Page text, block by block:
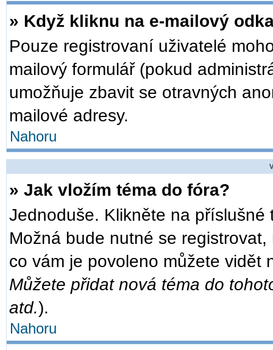
» Když kliknu na e-mailový
Pouze registrovaní uživatelé
mailový formulář (pokud
umožňuje zbavit se otravných
mailové adresy.
Nahoru
» Jak vložím téma do fóra?
Jednoduše. Klikněte na
Možná bude nutné se
co vám je povoleno můžete vidět
Můžete přidat nová téma do
atd.).
Nahoru